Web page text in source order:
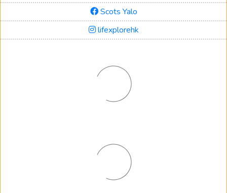
Scots Yalo
lifexplorehk